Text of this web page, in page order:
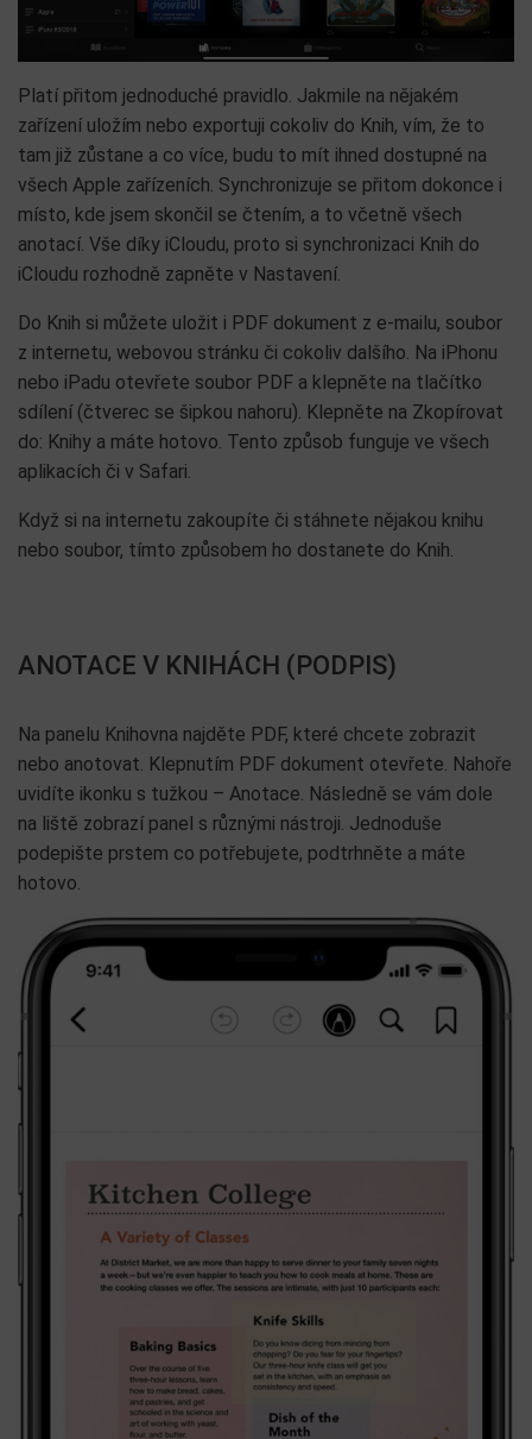
Platí přitom jednoduché pravidlo. Jakmile na nějakém
zařízení uložím nebo exportuji cokoliv do Knih, vím, že to
tam již zůstane a co více, budu to mít ihned dostupné na
všech Apple zařízeních. Synchronizuje se přitom dokonce i
místo, kde jsem skončil se čtením, a to včetně všech
anotací. Vše díky iCloudu, proto si synchronizaci Knih do
iCloudu rozhodně zapněte v Nastavení.
Do Knih si můžete uložit i PDF dokument z e-mailu, soubor
z internetu, webovou stránku či cokoliv dalšího. Na iPhonu
nebo iPadu otevřete soubor PDF a klepněte na tlačítko
sdílení (čtverec se šipkou nahoru). Klepněte na Zkopírovat
do: Knihy a máte hotovo. Tento způsob funguje ve všech
aplikacích či v Safari.
Když si na internetu zakoupíte či stáhnete nějakou knihu
nebo soubor, tímto způsobem ho dostanete do Knih.
ANOTACE V KNIHÁCH (PODPIS)
Na panelu Knihovna najděte PDF, které chcete zobrazit
nebo anotovat. Klepnutím PDF dokument otevřete. Nahoře
uvidíte ikonku s tužkou – Anotace. Následně se vám dole
na liště zobrazí panel s různými nástroji. Jednoduše
podepište prstem co potřebujete, podtrhněte a máte
hotovo.